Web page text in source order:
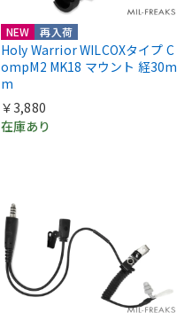
NEW 再入荷
Holy Warrior WILCOXタイプ C
ompM2 MK18 マウント 経30m
m
￥3,880
在庫あり